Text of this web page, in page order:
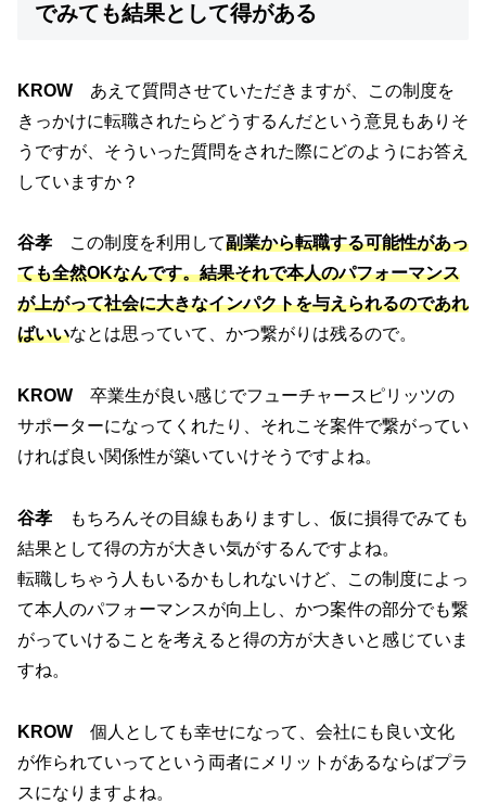
でみても結果として得がある
KROW あえて質問させていただきますが、この制度を
きっかけに転職されたらどうするんだという意見もありそ
うですが、そういった質問をされた際にどのようにお答え
していますか？
谷孝 この制度を利用して副業から転職する可能性があっ
ても全然OKなんです。結果それで本人のパフォーマンス
が上がって社会に大きなインパクトを与えられるのであれ
ばいいなとは思っていて、かつ繋がりは残るので。
KROW 卒業生が良い感じでフューチャースピリッツの
サポーターになってくれたり、それこそ案件で繋がってい
ければ良い関係性が築いていけそうですよね。
谷孝
もちろんその目線もありますし、仮に損得でみても
結果として得の方が大きい気がするんですよね。
転職しちゃう人もいるかもしれないけど、この制度によっ
て本人のパフォーマンスが向上し、かつ案件の部分でも繋
がっていけることを考えると得の方が大きいと感じていま
すね。
KROW 個人としても幸せになって、会社にも良い文化
が作られていってという両者にメリットがあるならばプラ
スになりますよね。